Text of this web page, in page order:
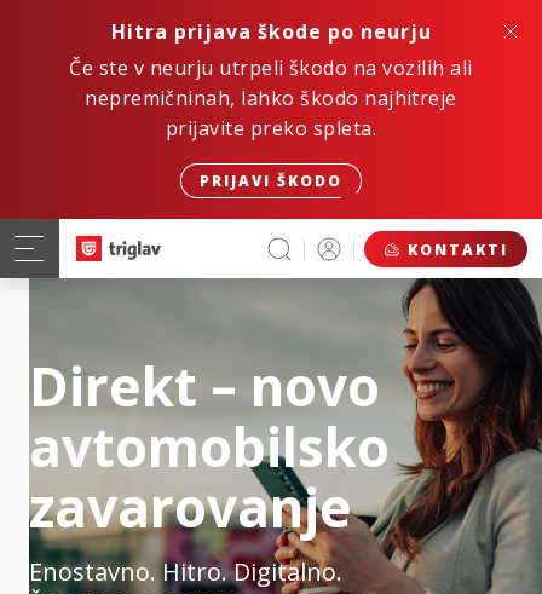
Hitra prijava škode po neurju
Če ste v neurju utrpeli škodo na vozilih ali
nepremičninah, lahko škodo najhitreje
prijavite preko spleta.
PRIJAVI ŠKODO
KONTAKTI
Direkt – novo
avtomobilsko
zavarovanje
Enostavno. Hitro. Digitalno.